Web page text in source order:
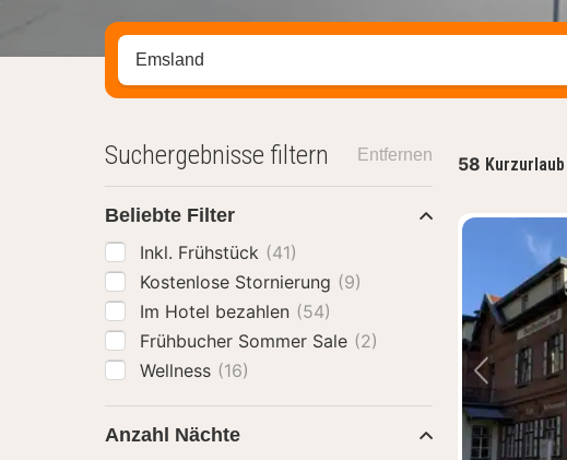
Stadt, Region oder Hotel suchen
58
Suchergebnisse filtern Entfernen
Beliebte Filter
Inkl. Frühstück (41)
Kostenlose Stornierung (9)
Im Hotel bezahlen (54)
Frühbucher Sommer Sale (2)
Wellness (16)
Anzahl Nächte